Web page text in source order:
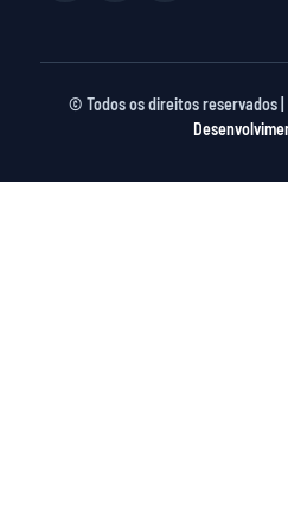
2026Todos os direitos